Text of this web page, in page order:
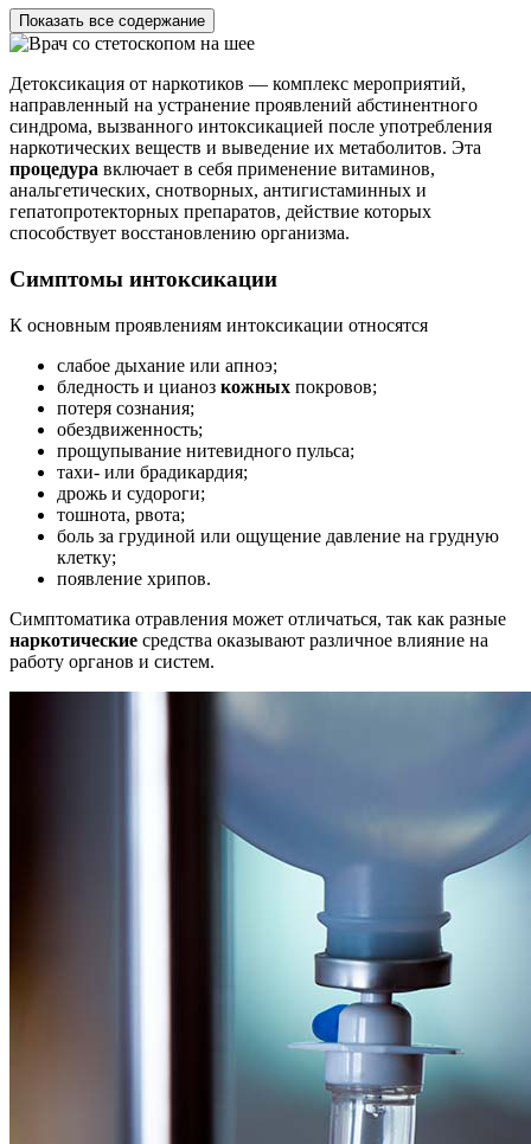
Показать все содержание
Детоксикация от наркотиков — комплекс мероприятий,
направленный на устранение проявлений абстинентного
синдрома, вызванного интоксикацией после употребления
наркотических веществ и выведение их метаболитов. Эта
процедура включает в себя применение витаминов,
анальгетических, снотворных, антигистаминных и
гепатопротекторных препаратов, действие которых
способствует восстановлению организма.
Симптомы интоксикации
К основным проявлениям интоксикации относятся
слабое дыхание или апноэ;
бледность и цианоз кожных покровов;
потеря сознания;
обездвиженность;
прощупывание нитевидного пульса;
тахи- или брадикардия;
дрожь и судороги;
тошнота, рвота;
боль за грудиной или ощущение давление на грудную
клетку;
появление хрипов.
Симптоматика отравления может отличаться, так как разные
наркотические средства оказывают различное влияние на
работу органов и систем.